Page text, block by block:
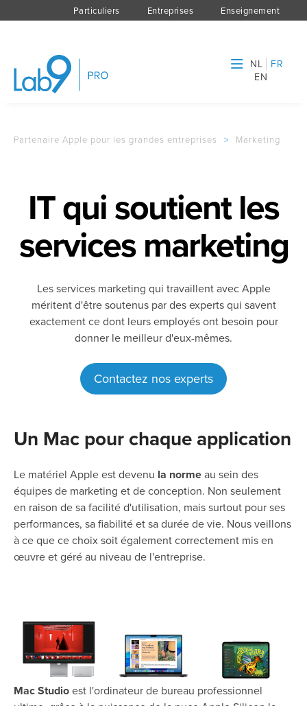
Particuliers Entreprises Enseignement
NL
FR
EN
Partenaire Apple pour les grandes entreprises > Marketing
IT qui soutient les
services marketing
Les services marketing qui travaillent avec Apple
méritent d'être soutenus par des experts qui savent
exactement ce dont leurs employés ont besoin pour
donner le meilleur d'eux-mêmes.
Contactez nos experts
Un Mac pour chaque application
Le matériel Apple est devenu la normeau sein des
équipes de marketing et de conception. Non seulement
en raison de sa facilité d'utilisation, mais surtout pour ses
performances, sa fiabilité et sa durée de vie. Nous veillons
à ce que ce choix soit également correctement mis en
œuvre et géré au niveau de l'entreprise.
Mac Studioest l'ordinateur de bureau professionnel